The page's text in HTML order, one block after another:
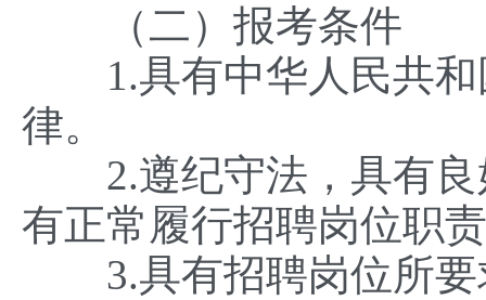
（二）报考条件
1.具有中华人民共和
律。
2.遵纪守法，具有良
有正常履行招聘岗位职
3.具有招聘岗位所要